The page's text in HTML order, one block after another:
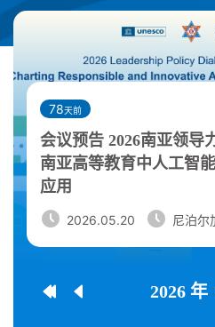
78天前
会议预告 2026南亚领导
南亚高等教育中人工智
应用
2026.05.20 尼泊尔
  2026 年